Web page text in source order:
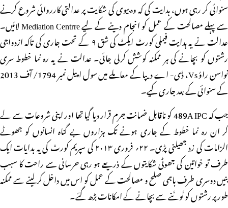
سنوائی کر رہی ہوں، ہدایت کی کہ وہ بیوی کی شکایت پر عدالتی کارروائی شروع کرنے
سے پہلے مصالحت کے عمل کو انجام دینے کے لیے Mediation Centrre لائیں۔
عدالت نے یہ ہدایت فیملی کورٹ ایکٹ کی شق ۹ کے تحت جاری کی تاکہ ازدواجی
رشتوں کو بچانے کی ہر ممکنہ کوشش کرلی جائی۔ عدالت نے یہ رہ نما خطوط سری
نواسن راؤ Vs، ڈی- اے دیپا کے معاملے میں سول اپیل نمبر 1794/ آف 2013
کے سنوائی کے بعد جاری کیے۔
جب کہ 489A IPC کو ناقابل ضمانت جرم قرار دیا گیا تھا اور اپنی شروعات سے لے
کر ان رہ نما خطوط کے جاری ہونے تک ہزاروں بے گناہ انسانوں کو جھوٹے
الزامات کی زد جھیلنی پڑی۔ ۲۲؍ فروری ۲۰۱۳ کی سپریم کورٹ کی یہ ہدایات ایک
طرف تو خواتین کی جھوٹی شکایتوں کے ذریعے ہو رہی حرسانی سے راحت کا سبب
بنیں دوسری طرف باہمی صلح و مصالحت کے عمل کو اس میں داخل کرلینے سے ممکنہ
طور پر رشتوں کو ٹوٹنے سے بچانے کے امکانات بڑھ گئے۔